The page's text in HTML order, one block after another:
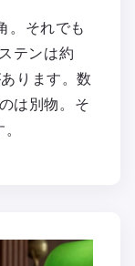
。それでも
テンは約
ります。数
は別物。そ